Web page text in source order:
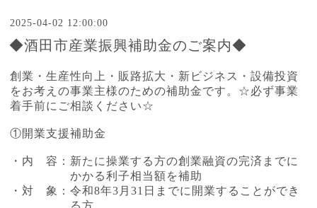
2025-04-02 12:00:00
◆酒田市産業振興補助金のご案内◆
創業・生産性向上・販路拡大・新ビジネス・設備投資
をお考えの事業主様のための補助金です。☆必ず事業
着手前にご相談ください☆
①開業支援補助金
・内 容：新たに操業する方の創業融資の完済までに
かかる利子相当額を補助
・対 象：令和8年3月31日までに開業することができ
る方